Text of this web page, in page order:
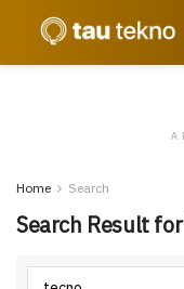
Home Search
Search Result